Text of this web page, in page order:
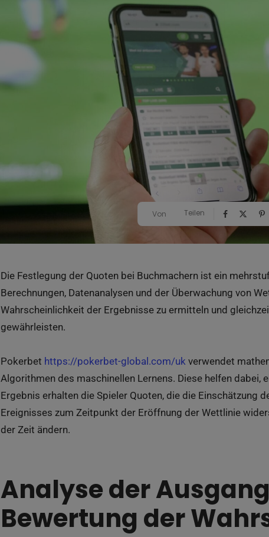
Von Teilen
Die Festlegung der Quoten bei Buchmachern ist ein
Berechnungen, Datenanalysen und der Überwachung von
Wahrscheinlichkeit der Ergebnisse zu ermitteln und
gewährleisten.
Pokerbet https://pokerbet-global.com/uk verwendet
Algorithmen des maschinellen Lernens. Diese helfen dabei,
Ergebnis erhalten die Spieler Quoten, die die Einschätzung
Ereignisses zum Zeitpunkt der Eröffnung der Wettlinie
der Zeit ändern.
Analyse der
Bewertung der